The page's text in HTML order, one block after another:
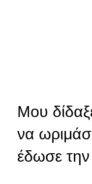
Μου
να
έδωσε